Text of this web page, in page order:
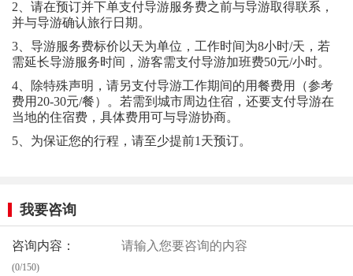
2、请在预订并下单支付导游服务费之前与导游取得联系，
并与导游确认旅行日期。
3、导游服务费标价以天为单位，工作时间为8小时/天，若
需延长导游服务时间，游客需支付导游加班费50元/小时。
4、除特殊声明，请另支付导游工作期间的用餐费用（参考
费用20-30元/餐）。若需到城市周边住宿，还要支付导游在
当地的住宿费，具体费用可与导游协商。
5、为保证您的行程，请至少提前1天预订。
我要咨询
咨询内容：
(0/150)